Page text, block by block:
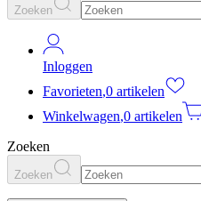
Zoeken
Inloggen
Favorieten,0 artikelen
Winkelwagen,0 artikelen
Zoeken
Zoeken